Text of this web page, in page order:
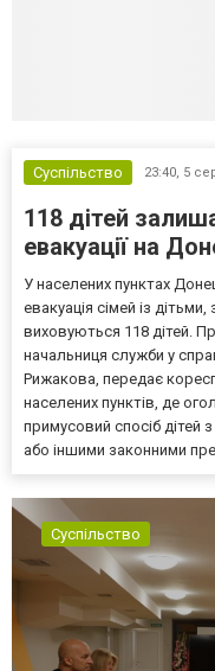
Суспільство 23:40, 5
118 дітей
евакуації на
У населених пунктах
евакуація сімей із
виховуються 118 дітей.
начальниця служби у
Рижакова, передає
населених пунктів, де
примусовий спосіб дітей
або іншими законними
Суспільство